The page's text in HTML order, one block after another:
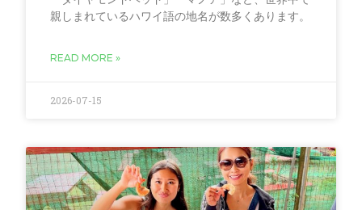
親しまれているハワイ語の地名が数多くあります。
READ MORE »
2026-07-15